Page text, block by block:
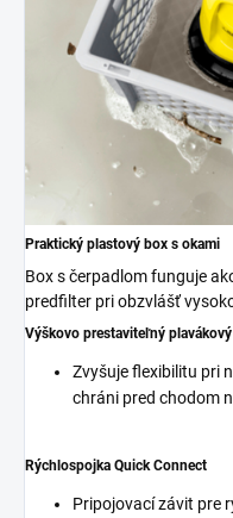
Praktický plastový box s okami
Box s čerpadlom funguje
predfilter pri obzvlášť
Výškovo prestaviteľný
Zvyšuje flexibilitu pri
chráni pred chodom
Rýchlospojka Quick Connect
Pripojovací závit pre